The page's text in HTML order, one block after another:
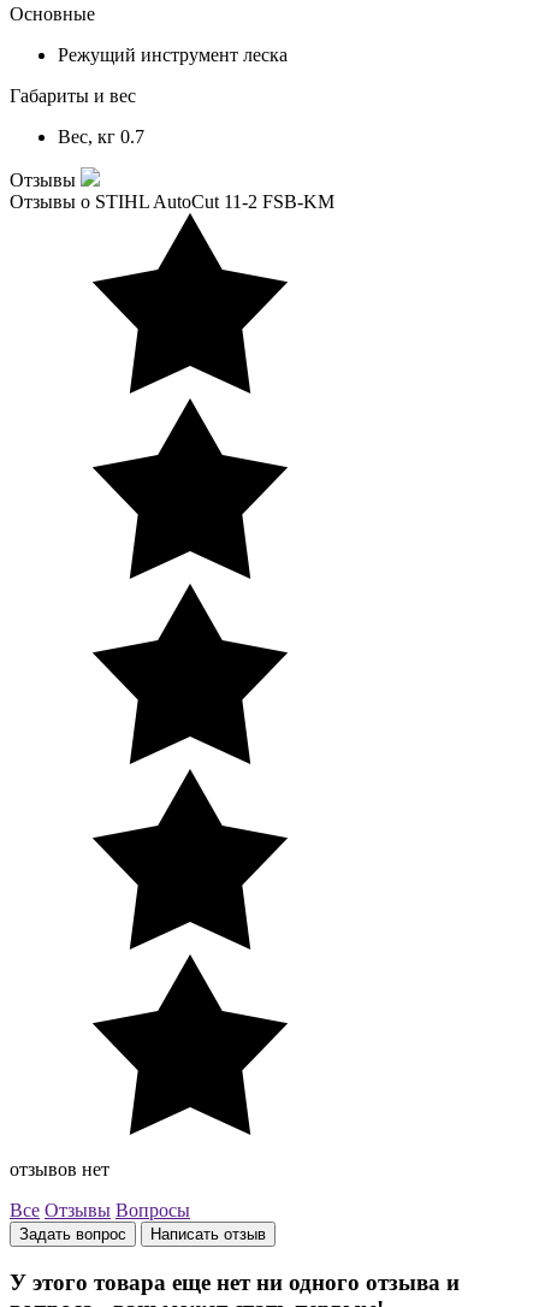
Основные
Режущий инструмент леска
Габариты и вес
Вес, кг 0.7
Отзывы
Отзывы о STIHL AutoCut 11-2 FSB-KM
отзывов нет
Все Отзывы Вопросы
Задать вопрос Написать отзыв
У этого товара еще нет ни одного отзыва и